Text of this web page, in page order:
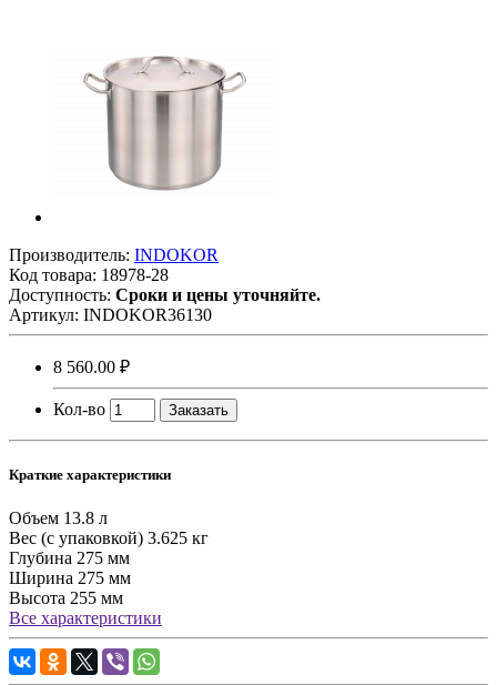
Производитель: INDOKOR
Код товара: 18978-28
Доступность: Сроки и цены уточняйте.
Артикул: INDOKOR36130
8 560.00 ₽
Кол-во Заказать
Краткие характеристики
Объем 13.8 л
Вес (с упаковкой) 3.625 кг
Глубина 275 мм
Ширина 275 мм
Высота 255 мм
Все характеристики